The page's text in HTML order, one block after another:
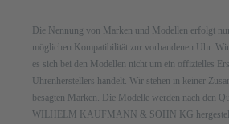
Die Nennung von Marken und Modellen erfolgt
möglichen Kompatibilität zur vorhandenen Uhr.
es sich bei den Modellen nicht um ein offizielles
Uhrenherstellers handelt. Wir stehen in keiner
besagten Marken. Die Modelle werden nach den
WILHELM KAUFMANN & SOHN KG